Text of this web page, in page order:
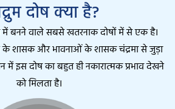
दोष क्या है?
में बनने वाले सबसे खतरनाक दोषों में से एक है।
शासक और भावनाओं के शासक चंद्रमा से जुड़ा
इस दोष का बहुत ही नकारात्मक प्रभाव देखने
को मिलता है।